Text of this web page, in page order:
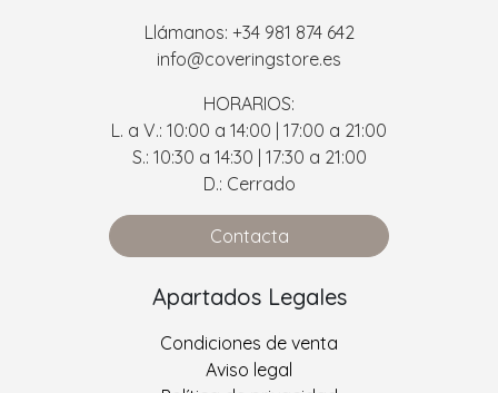
Llámanos: +34 981 874 642
info@coveringstore.es
HORARIOS:
L. a V.: 10:00 a 14:00 | 17:00 a 21:00
S.: 10:30 a 14:30 | 17:30 a 21:00
D.: Cerrado
Contacta
Apartados Legales
Condiciones de venta
Aviso legal